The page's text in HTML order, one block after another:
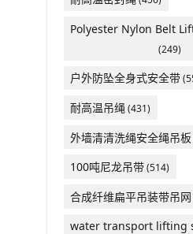
Polyester Nylon Belt
(249)
户外防坠全身式安全带
耐高温吊绳(431)
外墙清清洗绳安全绳吊板
100吨尼龙吊带(514)
合成纤维扁平吊装带吊网
water transport lifting